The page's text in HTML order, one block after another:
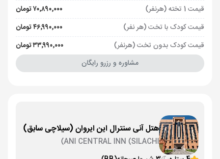
قیمت 1 تخته (هرنفر)
۷۰٬۸۹۰٬۰۰۰ تومان
قیمت کودک با تخت (هر نفر)
۴۶٬۹۹۰٬۰۰۰ تومان
قیمت کودک بدون تخت (هرنفر)
۳۳٬۹۹۰٬۰۰۰ تومان
مشاوره و رزرو رایگان
هتل آنی سنترال این ایروان (سیلاچی سابق)
ANI CENTRAL INN (SILACHI)